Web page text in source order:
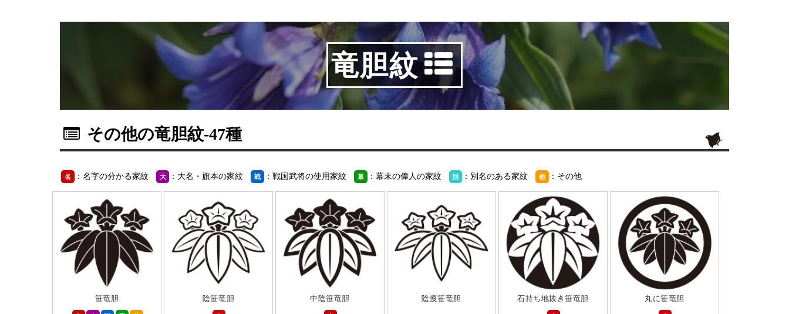
竜胆紋
その他の竜胆紋-47種
名 ：名字の分かる家紋 大 ：大名・旗本の家紋 戦 ：戦国武将の使用家紋 幕 ：幕末の偉人の家紋 別 ：別名のある家紋 他 ：その他
笹竜胆
陰笹竜胆
中陰笹竜胆
陰痩笹竜胆
石持ち地抜き笹竜胆
丸に笹竜胆